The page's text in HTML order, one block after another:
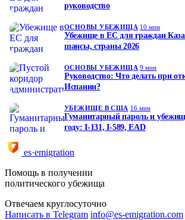
руководство
ОСНОВЫ УБЕЖИЩА 10 мин
Убежище в ЕС для граждан
шансы, страны 2026
ОСНОВЫ УБЕЖИЩА 9 мин
Руководство: Что делать при
Испании?
УБЕЖИЩЕ В США 16 мин
Гуманитарный пароль и
году: I-131, I-589, EAD
es·emigration
Помощь в получении
политического убежища
Отвечаем круглосуточно
Написать в Telegram info@es-emigration.com